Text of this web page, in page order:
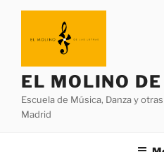
Saltar
contenido
EL MOLINO
Escuela de Música, Danza y
Madrid